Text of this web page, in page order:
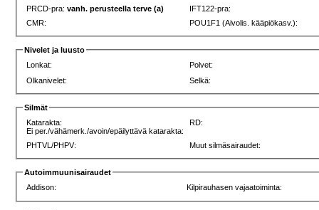
PRCD-pra:vanh. perusteella terve (a)
IFT122-pra:
CMR:
POU1F1 (Aivolis. kääpiökasv.):
Nivelet ja luusto
Lonkat:
Polvet:
Olkanivelet:
Selkä:
Silmät
Katarakta:
Ei per./vähämerk./avoin/epäilyttävä katarakta:
RD:
PHTVL/PHPV: Muut silmäsairaudet:
Autoimmuunisairaudet
Addison:
Kilpirauhasen vajaatoiminta: